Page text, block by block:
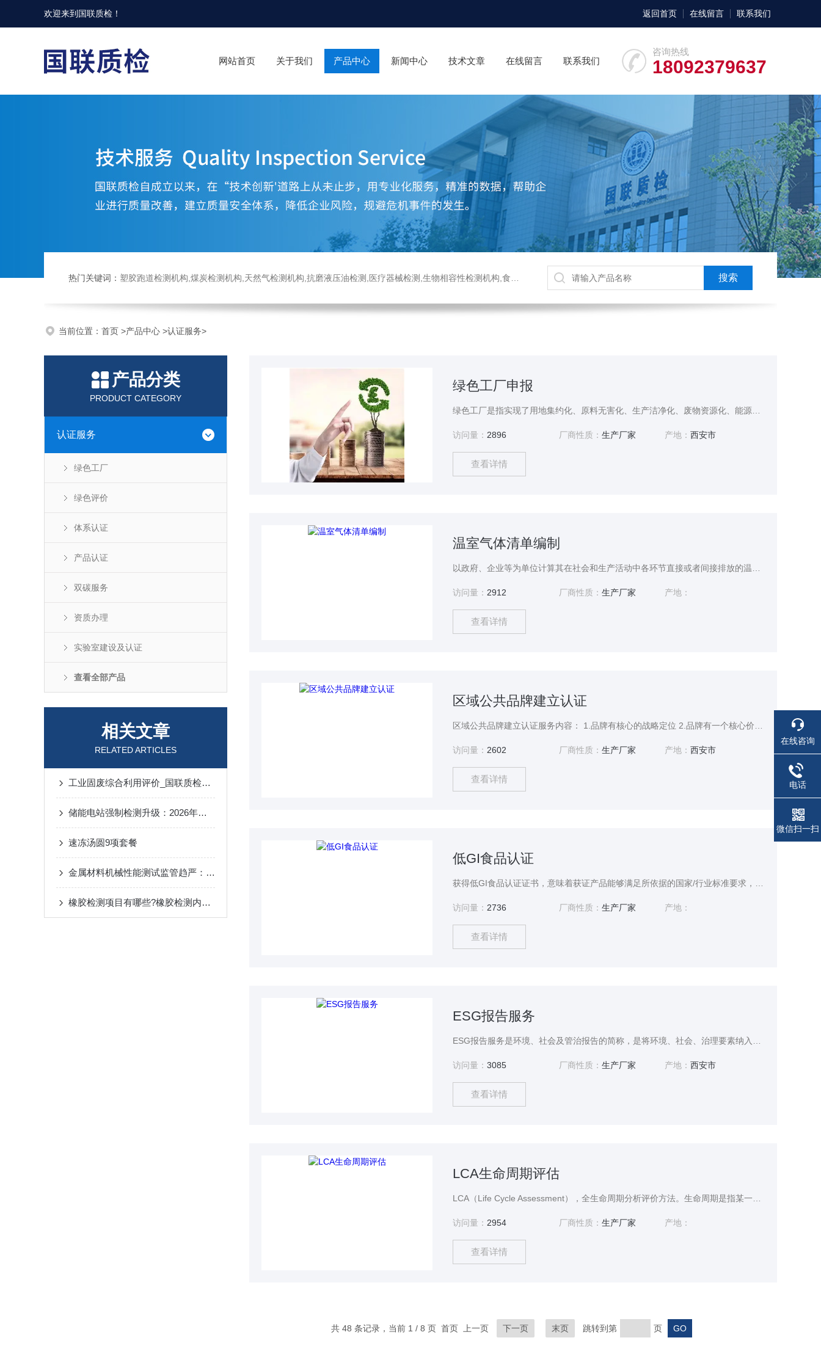
欢迎来到 国联质检 ！ 返回首页 在线留言 联系我们
咨询热线
18092379637
网站首页 关于我们 产品中心 新闻中心 技术文章 在线留言 联系我们
热门关键词： 塑胶跑道检测机构,煤炭检测机构,天然气检测机构,抗磨液压油检测,医疗器械检测,生物相容性检测机构,食品药品检测中心,消毒液检测,工程材料检测公司,不锈钢材质检测机构
当前位置： 首页 >产品中心 >认证服务>
产品分类
PRODUCT CATEGORY
认证服务
绿色工厂
绿色评价
体系认证
产品认证
双碳服务
资质办理
实验室建设及认证
查看全部产品
相关文章
RELATED ARTICLES
工业固废综合利用评价_国联质检专业第三方评价机构
储能电站强制检测升级：2026年合规验收新趋势与全流程应对策略
速冻汤圆9项套餐
金属材料机械性能测试监管趋严：从ASTM到GB/T的合规体系与选型指南
橡胶检测项目有哪些?橡胶检测内容介绍
绿色工厂申报
访问量： 2896 厂商性质： 生产厂家 产地：西安市
查看详情
温室气体清单编制
访问量： 2912 厂商性质： 生产厂家 产地：
查看详情
区域公共品牌建立认证
访问量： 2602 厂商性质： 生产厂家 产地：西安市
查看详情
低GI食品认证
访问量： 2736 厂商性质： 生产厂家 产地：
查看详情
ESG报告服务
访问量：3085 厂商性质： 生产厂家 产地：西安市
查看详情
LCA生命周期评估
访问量： 2954 厂商性质： 生产厂家 产地：
查看详情
共 48 条记录，当前 1 / 8 页 首页 上一页 下一页 末页 跳转到第 页
在线咨询
电话
微信扫一扫